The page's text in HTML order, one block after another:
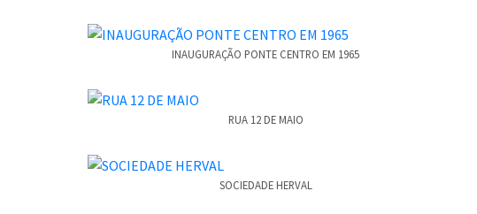
INAUGURAÇÃO PONTE CENTRO EM 1965
RUA 12 DE MAIO
SOCIEDADE HERVAL